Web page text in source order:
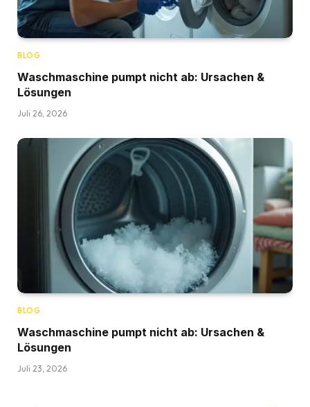
BLOG
Waschmaschine pumpt nicht ab: Ursachen &
Lösungen
Juli 26, 2026
BLOG
Waschmaschine pumpt nicht ab: Ursachen &
Lösungen
Juli 23, 2026